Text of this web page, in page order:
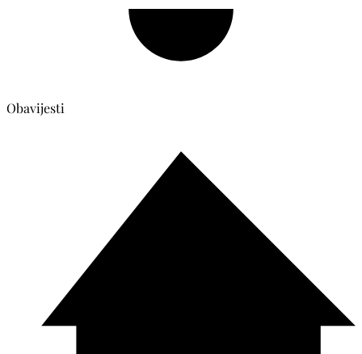
Obavijesti